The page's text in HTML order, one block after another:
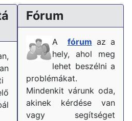
Fórum
A fórum az a
hely, ahol meg
lehet beszélni a
problémákat.
Mindenkit várunk oda,
akinek kérdése van
vagy segítséget